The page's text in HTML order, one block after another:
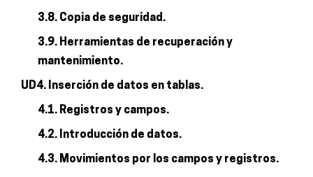
3.8. Copia de seguridad.
3.9. Herramientas de recuperación y
mantenimiento.
UD4. Inserción de datos en tablas.
4.1. Registros y campos.
4.2. Introducción de datos.
4.3. Movimientos por los campos y registros.